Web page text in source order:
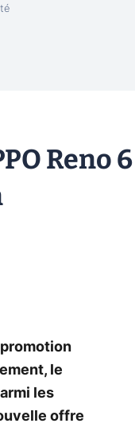
Reno 6
promotion
le
les
offre